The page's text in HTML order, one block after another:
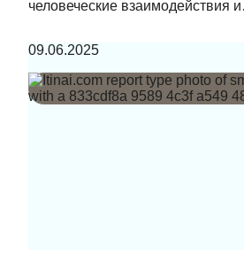
человеческие взаимодействия
09.06.2025